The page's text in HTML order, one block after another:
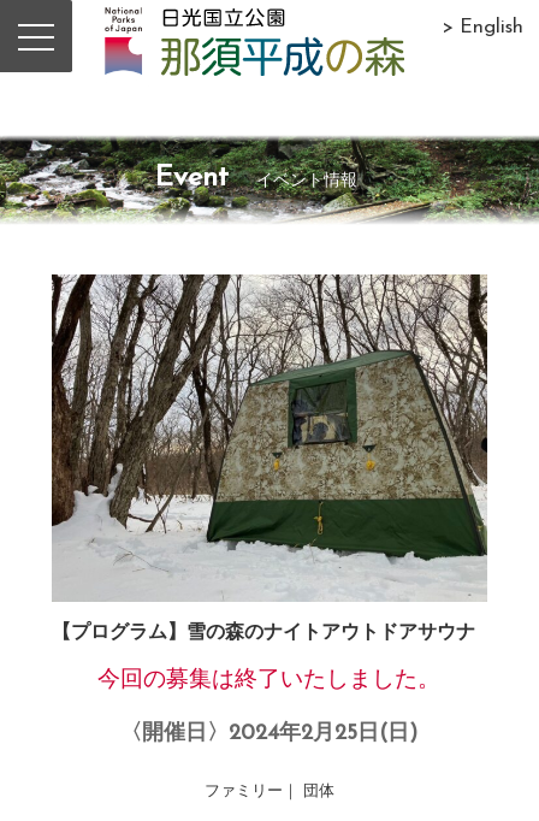
> English
Event イベント情報
【プログラム】雪の森のナイトアウトドアサウナ
今回の募集は終了いたしました。
〈開催日〉2024年2月25日(日)
ファミリー｜ 団体